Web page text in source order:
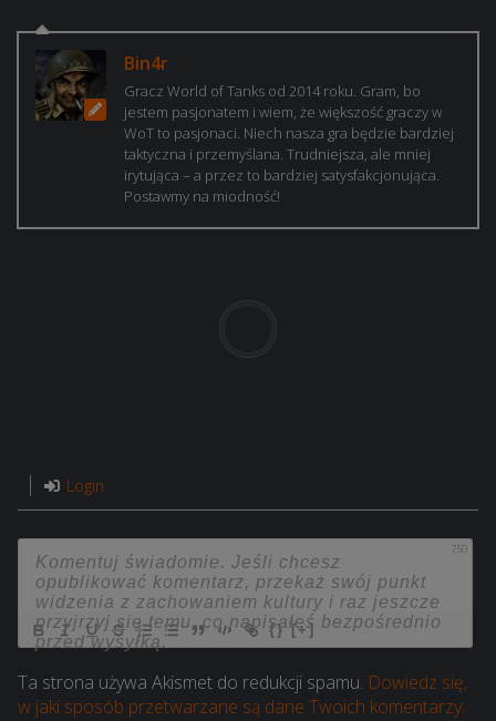
Bin4r
Gracz World of Tanks od 2014 roku. Gram, bo
jestem pasjonatem i wiem, że większość graczy w
WoT to pasjonaci. Niech nasza gra będzie bardziej
taktyczna i przemyślana. Trudniejsza, ale mniej
irytująca – a przez to bardziej satysfakcjonująca.
Postawmy na miodność!
Login
750
{} [+]
Ta strona używa Akismet do redukcji spamu. Dowiedz się,
w jaki sposób przetwarzane są dane Twoich komentarzy.